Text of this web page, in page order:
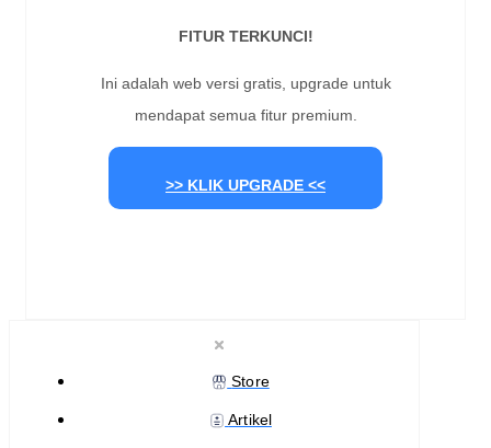
FITUR TERKUNCI!
Ini adalah web versi gratis, upgrade untuk
mendapat semua fitur premium.
>> KLIK UPGRADE <<
Store
Artikel